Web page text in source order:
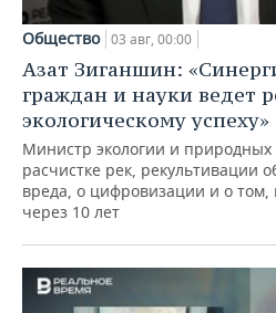
Общество 03 авг, 00:00
Азат Зиганшин:
граждан и науки ведет
экологическому успеху»
Министр экологии и
расчистке рек, рекультивации
вреда, о цифровизации и о том,
через 10 лет